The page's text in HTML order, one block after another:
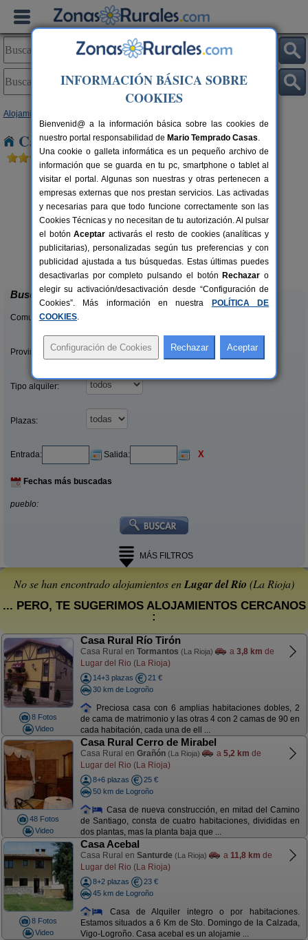
Alojamientos
Casas Rurales cerca de Lugar del Rio
2-8+1 pers.
desde38 €
La Posada del Santo
Cañas (La Rioja)
Buscar
Comunidades:
Provincias/Islas:
Tipo alquiler:
Plazas:
Entrada: Salida: X
Fechas más buscadas
pueblo:
MÁS FILTROS
No se han encontrado alojamientos enLugar del Rio (La Rioja)
... PERO, TE SUGERIMOS ALOJAMIENTOS CERCANOS
:
8 Fotos
Video
Casa Rural Río Tirón
Casa Rural en Tormantos (La Rioja) a 3,8 km de
Lugar del Rio (La Rioja)
14+3 plazas
21 €
30 km de Logroño
Preciosa casa con 6 amplias habitaciones dobles, 2
de cama de matrimonio y las otras 4 con 2 camas de 90 en
cada habitación, cada una de ell ...
48 Fotos
Video
Casa Rural Cerro de Mirabel
Casa Rural en Grañón (La Rioja) a 5,2 km de
Lugar del Rio (La Rioja)
8+6 plazas
25 €
50 km de Logroño
Casa de nueva construcción, en mitad del Camino
de Santiago, consta de cuatro habitaciones, divididas en
dos plantas, mas la planta baja que ...
8 Fotos
Video
Casa Acebal
Casa Rural en Santurde (La Rioja) a 11,8 km de
Lugar del Rio (La Rioja)
8+2 plazas
23 €
45 km de Logroño
Casa de Alquiler integro o por habitaciones.
Estamos situados a 6 Km de Sto. Domingo de la Calzada,
Vigo-Logroño. Casa acebal es un alojamie ...
INFORMACIÓN BÁSICA SOBRE
COOKIES
Bienvenid@ a la información básica sobre las cookies de
nuestro portal responsabilidad de Mario Temprado Casas.
Una cookie o galleta informática es un pequeño archivo de
información que se guarda en tu pc, smartphone o tablet al
visitar el portal. Algunas son nuestras y otras pertenecen a
empresas externas que nos prestan servicios. Las activadas
y necesarias para que todo funcione correctamente son las
Cookies Técnicas y no necesitan de tu autorización. Al pulsar
el botónAceptar activarás el resto de cookies (analíticas y
publicitarias), personalizadas según tus preferencias y con
publicidad ajustada a tus búsquedas. Estas últimas puedes
desactivarlas por completo pulsando el botón Rechazar o
elegir su activación/desactivación desde “Configuración de
Cookies”. Más información en nuestra
POLÍTICA DE
COOKIES.